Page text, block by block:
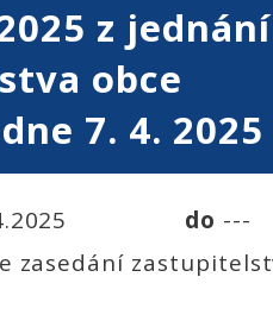
z jednání
obce
7. 4. 2025
do ---
zasedání